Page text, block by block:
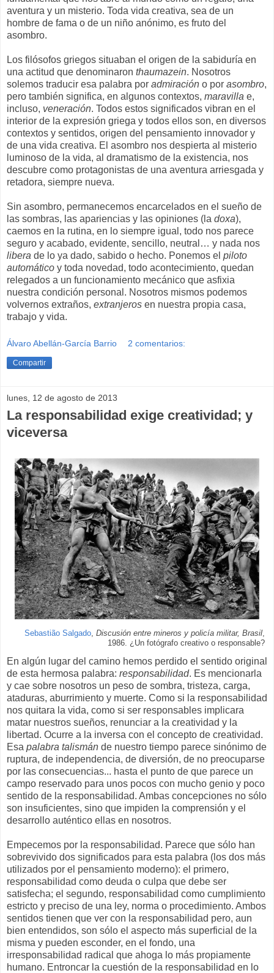
aventura y un misterio. Toda vida creativa, sea de un
hombre de fama o de un niño anónimo, es fruto del
asombro.
Los filósofos griegos situaban el origen de la sabiduría en
una actitud que denominaron thaumazein. Nosotros
solemos traducir esa palabra por admiración o por asombro,
pero también significa, en algunos contextos, maravilla e,
incluso, veneración. Todos estos significados vibran en el
interior de la expresión griega y todos ellos son, en diversos
contextos y sentidos, origen del pensamiento innovador y
de una vida creativa. El asombro nos despierta al misterio
luminoso de la vida, al dramatismo de la existencia, nos
descubre como protagonistas de una aventura arriesgada y
retadora, siempre nueva.
Sin asombro, permanecemos encarcelados en el sueño de
las sombras, las apariencias y las opiniones (la doxa),
caemos en la rutina, en lo siempre igual, todo nos parece
seguro y acabado, evidente, sencillo, neutral… y nada nos
libera de lo ya dado, sabido o hecho. Ponemos el piloto
automático y toda novedad, todo acontecimiento, quedan
relegados a un funcionamiento mecánico que asfixia
nuestra condición personal. Nosotros mismos podemos
volvernos extraños, extranjeros en nuestra propia casa,
trabajo y vida.
Álvaro Abellán-García Barrio 2 comentarios:
Compartir
lunes, 12 de agosto de 2013
La responsabilidad exige creatividad; y
viceversa
Sebastião Salgado Discusión entre mineros y policía militar, Brasil
1986. ¿Un fotógrafo creativo o responsable?
En algún lugar del camino hemos perdido el sentido original
de esta hermosa palabra: responsabilidad. Es mencionarla
y cae sobre nosotros un peso de sombra, tristeza, carga,
ataduras, aburrimiento y muerte. Como si la responsabilidad
nos quitara la vida, como si ser responsables implicara
matar nuestros sueños, renunciar a la creatividad y la
libertad. Ocurre a la inversa con el concepto de creatividad.
Esa palabra talismán de nuestro tiempo parece sinónimo de
ruptura, de independencia, de diversión, de no preocuparse
por las consecuencias... hasta el punto de que parece un
campo reservado para unos pocos con mucho genio y poco
sentido de la responsabilidad. Ambas concepciones no sólo
son insuficientes, sino que impiden la comprensión y el
desarrollo auténtico ellas en nosotros.
Empecemos por la responsabilidad. Parece que sólo han
sobrevivido dos significados para esta palabra (los dos más
utilizados por el pensamiento moderno): el primero,
responsabilidad como deuda o culpa que debe ser
satisfecha; el segundo, responsabilidad como cumplimiento
estricto y preciso de una ley, norma o procedimiento. Ambos
sentidos tienen que ver con la responsabilidad pero, aun
bien entendidos, son sólo el aspecto más superficial de la
misma y pueden esconder, en el fondo, una
irresponsabilidad radical que ahoga lo más propiamente
humano. Entroncar la cuestión de la responsabilidad en lo